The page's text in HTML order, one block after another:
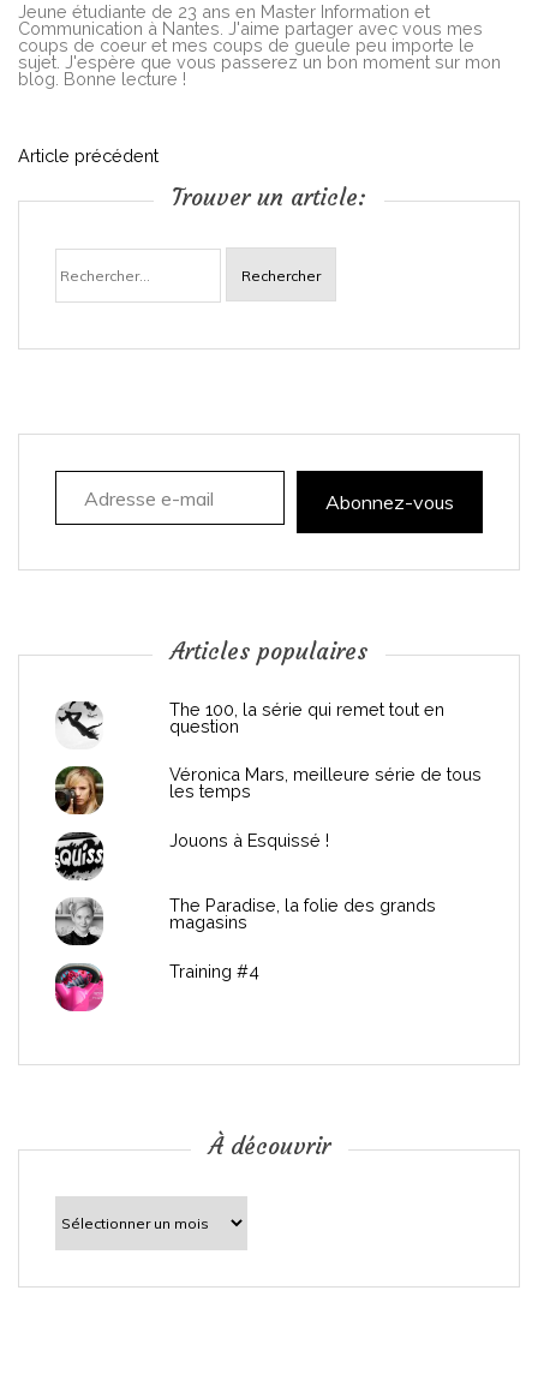
Jeune étudiante de 23 ans en Master Information et
Communication à Nantes. J'aime partager avec vous mes
coups de coeur et mes coups de gueule peu importe le
sujet. J'espère que vous passerez un bon moment sur mon
blog. Bonne lecture !
N
i
a
n
c
Article précédent
Trouver un article:
Rechercher :
Adresse e-mail
Abonnez-vous
Articles populaires
The 100, la série qui remet tout en
question
Véronica Mars, meilleure série de tous
les temps
Jouons à Esquissé !
The Paradise, la folie des grands
magasins
Training #4
À découvrir
À
découvrir